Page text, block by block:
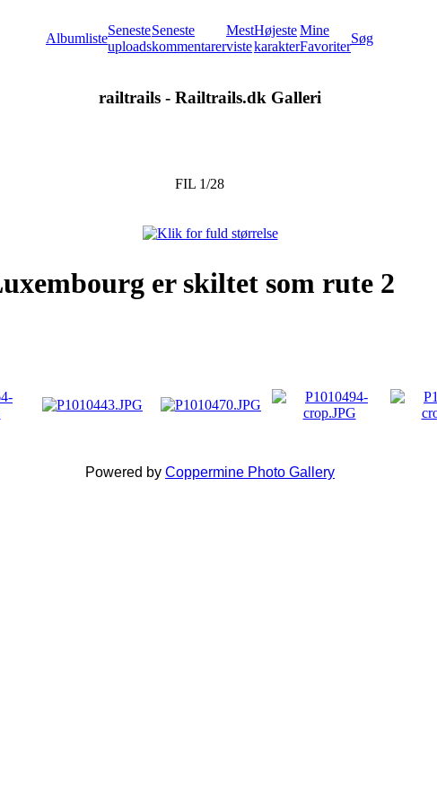
Albumliste
Seneste
uploads
Seneste
kommentarer
Mest
viste
Højeste
karakter
Mine
Favoriter
Søg
railtrails - Railtrails.dk Galleri
FIL 1/28
er skiltet som rute 2
Powered by Coppermine Photo Gallery